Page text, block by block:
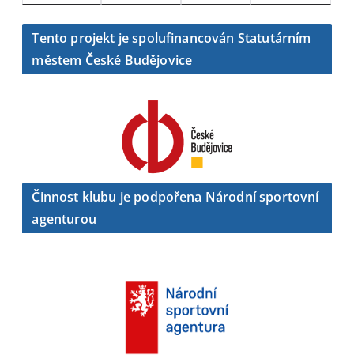
Tento projekt je spolufinancován Statutárním
městem České Budějovice
Činnost klubu je podpořena Národní sportovní
agenturou